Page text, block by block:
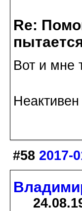
Re:
Вот и мне
Неактивен
#58 2017-